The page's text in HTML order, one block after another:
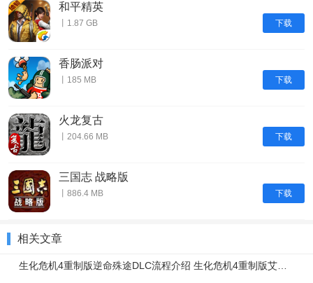
下载
和平精英
丨1.87 GB
下载
香肠派对
丨185 MB
下载
火龙复古
丨204.66 MB
下载
三国志 战略版
丨886.4 MB
相关文章
生化危机4重制版逆命殊途DLC流程介绍 生化危机4重制版艾达篇任务流程一览